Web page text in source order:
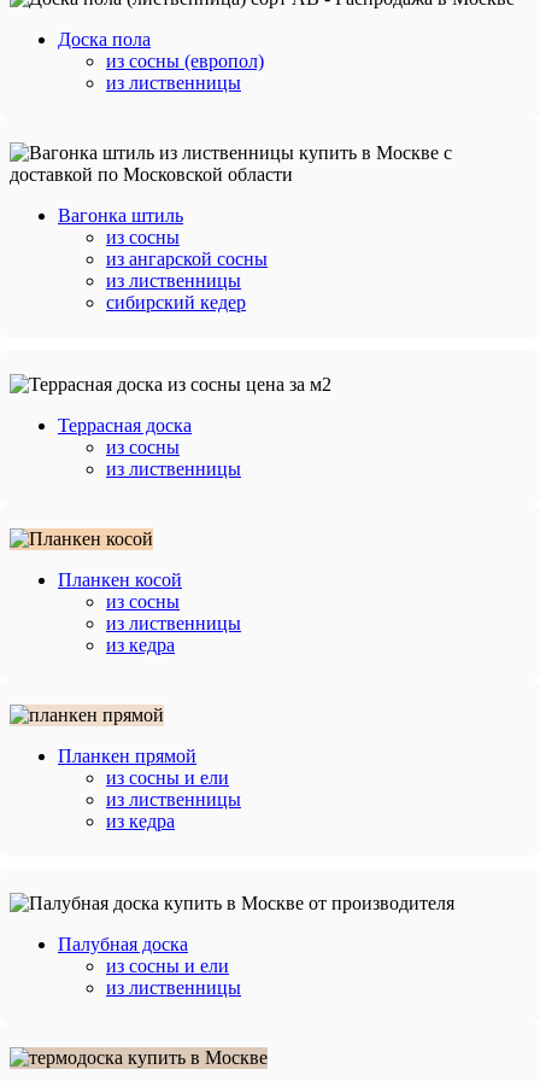
Доска пола
из сосны (европол)
из лиственницы
Вагонка штиль
из сосны
из ангарской сосны
из лиственницы
сибирский кедер
Террасная доска
из сосны
из лиственницы
Планкен косой
из сосны
из лиственницы
из кедра
Планкен прямой
из сосны и ели
из лиственницы
из кедра
Палубная доска
из сосны и ели
из лиственницы